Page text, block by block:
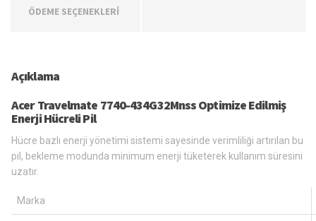
ÖDEME SEÇENEKLERİ
Açıklama
Acer Travelmate 7740-434G32Mnss Optimize Edilmiş
Enerji Hücreli Pil
Hücre bazlı enerji yönetimi sistemi sayesinde verimliliği artırılan bu
pil, bekleme modunda minimum enerji tüketerek kullanım süresini
uzatır.
Marka